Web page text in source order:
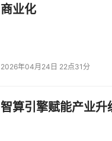
商业化
2026年04月24日 22点31分
智算引擎赋能产业